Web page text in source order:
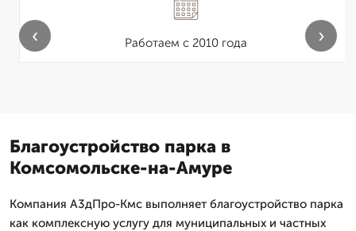
Работаем с 2010 года
‹ ›
Благоустройство парка в
Комсомольске-на-Амуре
Компания А3дПро-Кмс выполняет благоустройство парка
как комплексную услугу для муниципальных и частных